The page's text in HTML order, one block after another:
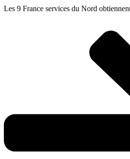
Les 9 France services du Nord